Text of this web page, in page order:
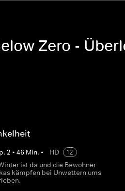
Zero -
2 •46 Min. • HD
12
ist da und die Bewohner
kämpfen bei Unwettern ums